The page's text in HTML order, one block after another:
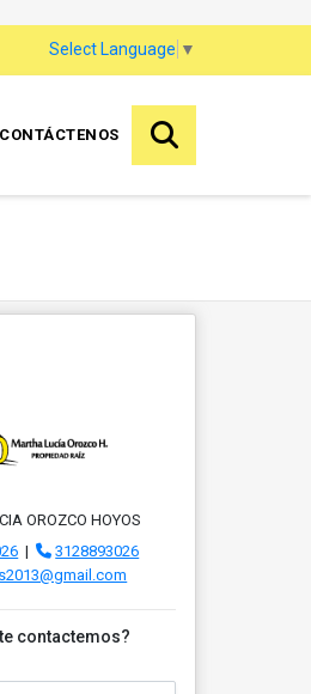
Select Language ▼
CONTÁCTENOS
OROZCO HOYOS
|
3128893026
contactemos?